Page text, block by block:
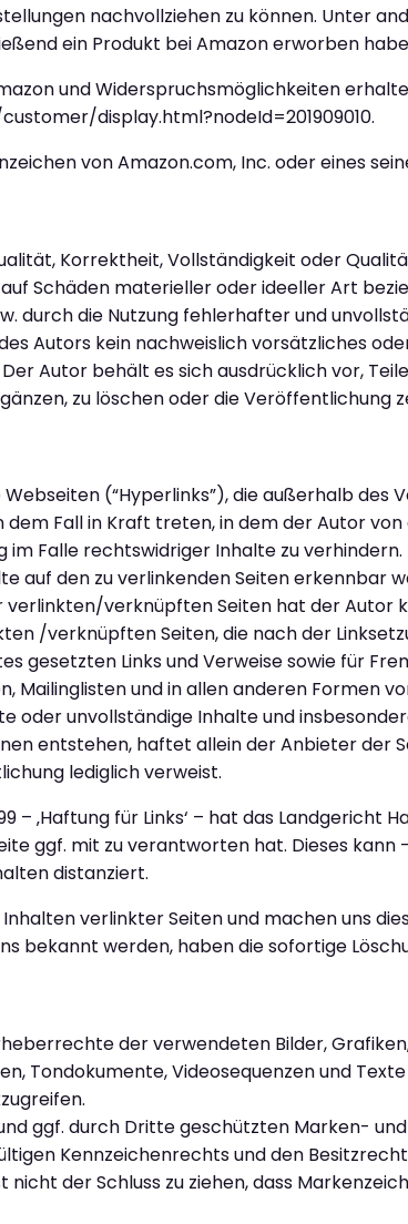
nachvollziehen zu können. Unter
ein Produkt bei Amazon erworben
und Widerspruchsmöglichkeiten
display.html?nodeId=201909010.
von Amazon.com, Inc. oder eines
Korrektheit, Vollständigkeit oder
Schäden materieller oder ideeller Art
durch die Nutzung fehlerhafter und
Autors kein nachweislich vorsätzliches
Autor behält es sich ausdrücklich vor,
zu löschen oder die Veröffentlichung
(“Hyperlinks”), die außerhalb des
Fall in Kraft treten, in dem der Autor
Falle rechtswidriger Inhalte zu
auf den zu verlinkenden Seiten erkennbar
verknüpften Seiten hat der Autor
/verknüpften Seiten, die nach der
gesetzten Links und Verweise sowie für
Mailinglisten und in allen anderen Formen
oder unvollständige Inhalte und
entstehen, haftet allein der Anbieter der
lediglich verweist.
– ‚Haftung für Links‘ – hat das Landgericht
ggf. mit zu verantworten hat. Dieses kann
distanziert.
verlinkter Seiten und machen uns
bekannt werden, haben die sofortige
der verwendeten Bilder,
Tondokumente, Videosequenzen und
ggf. durch Dritte geschützten Marken-
Kennzeichenrechts und den
nicht der Schluss zu ziehen, dass